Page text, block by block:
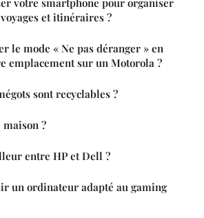
et itinéraires ?
le mode « Ne pas déranger » en
emplacement sur un Motorola ?
sont recyclables ?
?
entre HP et Dell ?
un ordinateur adapté au gaming